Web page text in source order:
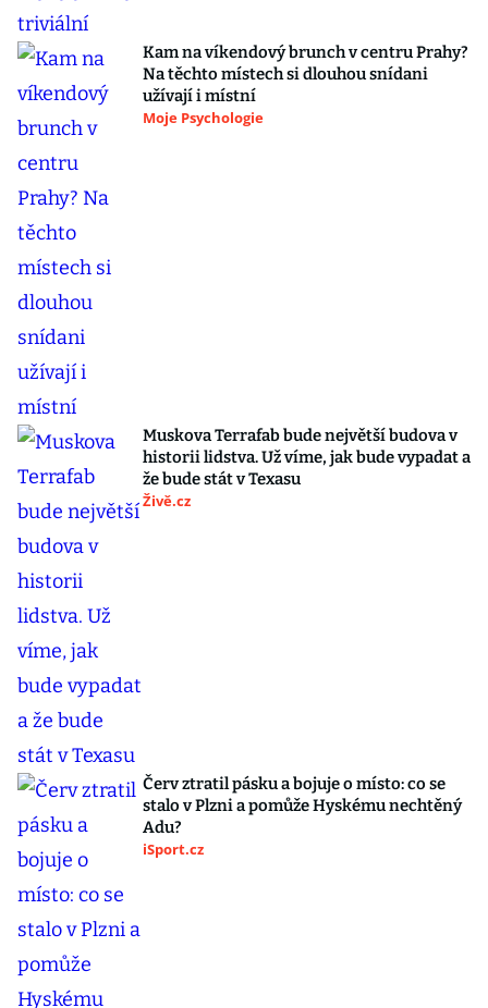
Kam na víkendový brunch v centru Prahy?
Na těchto místech si dlouhou snídani
užívají i místní
Moje Psychologie
Muskova Terrafab bude největší budova v
historii lidstva. Už víme, jak bude vypadat a
že bude stát v Texasu
Živě.cz
Červ ztratil pásku a bojuje o místo: co se
stalo v Plzni a pomůže Hyskému nechtěný
Adu?
iSport.cz